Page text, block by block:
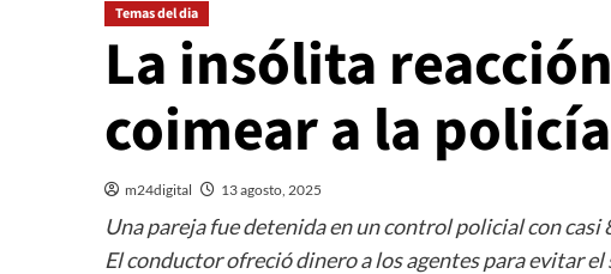
Temas del dia
La insólita
coimear a la
m24digital 13 agosto, 2025
Una pareja fue detenida en un control policial con
El conductor ofreció dinero a los agentes para evitar el